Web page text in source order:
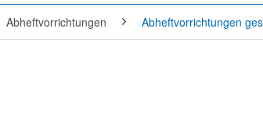
Abheftvorrichtungen Abheftvorrichtungen